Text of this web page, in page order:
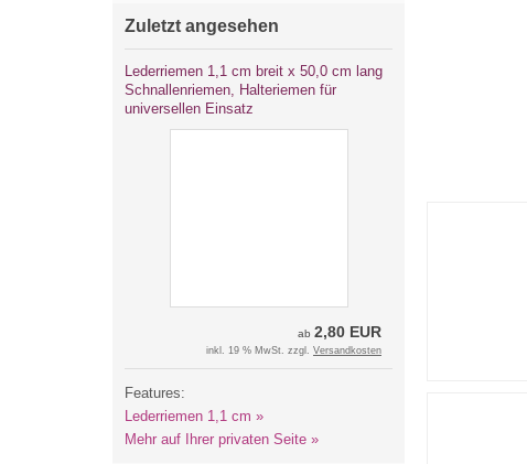
Zuletzt angesehen
Lederriemen 1,1 cm breit x 50,0 cm lang
Schnallenriemen, Halteriemen für
universellen Einsatz
ab 2,80 EUR
inkl. 19 % MwSt. zzgl. Versandkosten
Features:
Lederriemen 1,1 cm »
Mehr auf Ihrer privaten Seite »